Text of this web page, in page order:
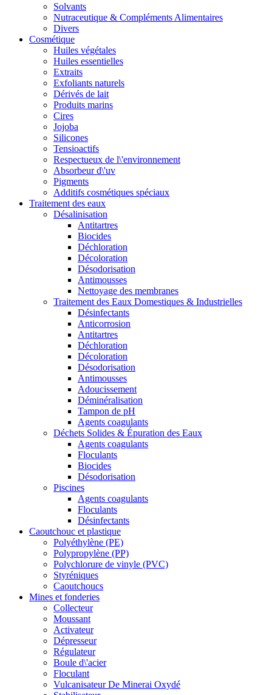
Solvants
Nutraceutique & Compléments Alimentaires
Divers
Cosmétique
Huiles végétales
Huiles essentielles
Extraits
Exfoliants naturels
Dérivés de lait
Produits marins
Cires
Jojoba
Silicones
Tensioactifs
Respectueux de l\'environnement
Absorbeur d\'uv
Pigments
Additifs cosmétiques spéciaux
Traitement des eaux
Désalinisation
Antitartres
Biocides
Déchloration
Décoloration
Désodorisation
Antimousses
Nettoyage des membranes
Traitement des Eaux Domestiques & Industrielles
Désinfectants
Anticorrosion
Antitartres
Déchloration
Décoloration
Désodorisation
Antimousses
Adoucissement
Déminéralisation
Tampon de pH
Agents coagulants
Déchets Solides & Épuration des Eaux
Agents coagulants
Floculants
Biocides
Désodorisation
Piscines
Agents coagulants
Floculants
Désinfectants
Caoutchouc et plastique
Polyéthylène (PE)
Polypropylène (PP)
Polychlorure de vinyle (PVC)
Styréniques
Caoutchoucs
Mines et fonderies
Collecteur
Moussant
Activateur
Dépresseur
Régulateur
Boule d\'acier
Floculant
Vulcanisateur De Minerai Oxydé